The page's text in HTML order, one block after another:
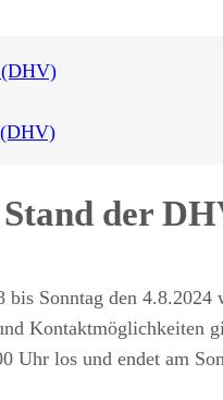
der
bis Sonntag den
Kontaktmöglichkeiten
Uhr los und endet am